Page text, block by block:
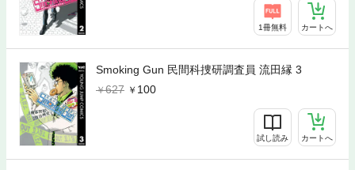
1冊無料 カートへ
Smoking Gun 民間科捜研調査員 流田縁 3
627
100
試し読み カートへ